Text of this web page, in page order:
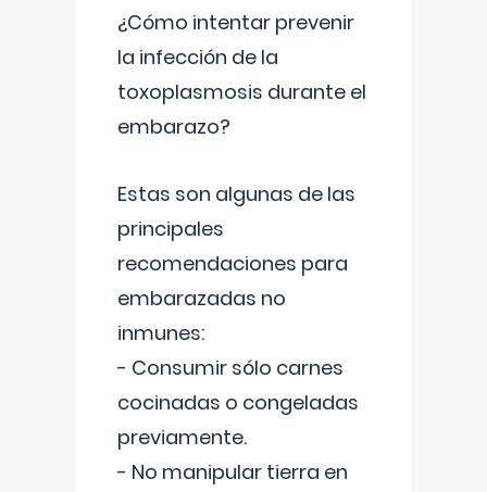
¿Cómo intentar prevenir
la infección de la
toxoplasmosis durante el
embarazo?
Estas son algunas de las
principales
recomendaciones para
embarazadas no
inmunes:
- Consumir sólo carnes
cocinadas o congeladas
previamente.
- No manipular tierra en